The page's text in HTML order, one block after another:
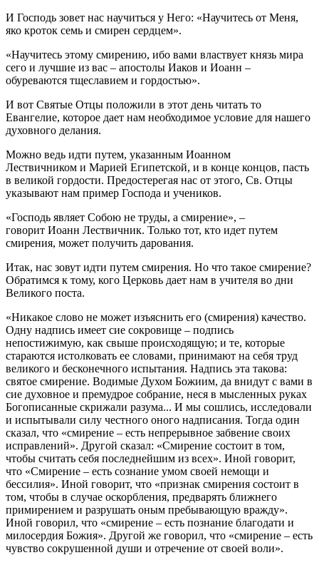
И Господь зовет нас научиться у Него: «Научитесь от Меня,
яко кроток семь и смирен сердцем».
«Научитесь этому смирению, ибо вами властвует князь мира
сего и лучшие из вас – апостолы Иаков и Иоанн –
обуреваются тщеславием и гордостью».
И вот Святые Отцы положили в этот день читать то
Евангелие, которое дает нам необходимое условие для нашего
духовного делания.
Можно ведь идти путем, указанным Иоанном
Лествичником и Марией Египетской, и в конце концов, пасть
в великой гордости. Предостерегая нас от этого, Св. Отцы
указывают нам пример Господа и учеников.
«Господь являет Собою не труды, а смирение», –
говорит Иоанн Лествичник. Только тот, кто идет путем
смирения, может получить дарования.
Итак, нас зовут идти путем смирения. Но что такое смирение?
Обратимся к тому, кого Церковь дает нам в учителя во дни
Великого поста.
«Никакое слово не может изъяснить его (смирения) качество.
Одну надпись имеет сие сокровище – подпись
непостижимую, как свыше происходящую; и те, которые
стараются истолковать ее словами, принимают на себя труд
великого и бесконечного испытания. Надпись эта такова:
святое смирение. Водимые Духом Божиим, да внидут с вами в
сие духовное и премудрое собрание, неся в мысленных руках
Богописанные скрижали разума... И мы сошлись, исследовали
и испытывали силу честного оного надписания. Тогда один
сказал, что «смирение – есть непрерывное забвение своих
исправлений». Другой сказал: «Смирение состоит в том,
чтобы считать себя последнейшим из всех». Иной говорит,
что «Смирение – есть сознание умом своей немощи и
бессилия». Иной говорит, что «признак смирения состоит в
том, чтобы в случае оскорбления, предварять ближнего
примирением и разрушать оным пребывающую вражду».
Иной говорил, что «смирение – есть познание благодати и
милосердия Божия». Другой же говорил, что «смирение – есть
чувство сокрушенной души и отречение от своей воли».